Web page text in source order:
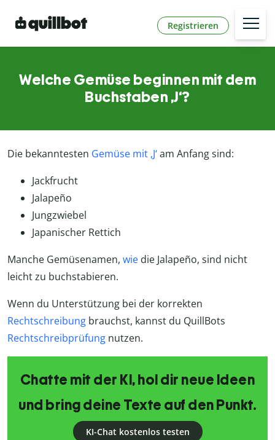
Registrieren
Welche Gemüse beginnen mit dem
Buchstaben ,J‘?
Die bekanntesten Gemüse mit ,J‘am Anfang sind:
Jackfrucht
Jalapeño
Jungzwiebel
Japanischer Rettich
Manche Gemüsenamen, wie die Jalapeño, sind nicht
leicht zu buchstabieren.
Wenn du Unterstützung bei der korrekten
Rechtschreibung brauchst, kannst du QuillBots
Rechtschreibprüfung nutzen.
Chatte mit der KI, hol dir neue Ideen
und bring deine Texte auf den Punkt.
KI-Chat kostenlos testen